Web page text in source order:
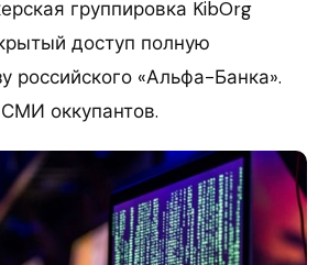
группировка KibOrg
доступ полную
российского «Альфа-Банка».
оккупантов.